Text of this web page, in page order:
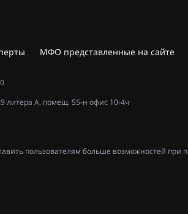
МФО представленные на сайте
литера А, помещ. 55-н офис 10-4ч
пользователям больше возможностей при